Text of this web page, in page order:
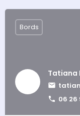
Tatiana
06 26
Bords